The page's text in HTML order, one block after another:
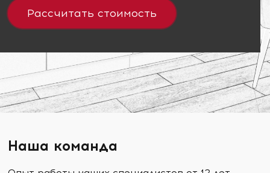
Рассчитать стоимость
Наша команда